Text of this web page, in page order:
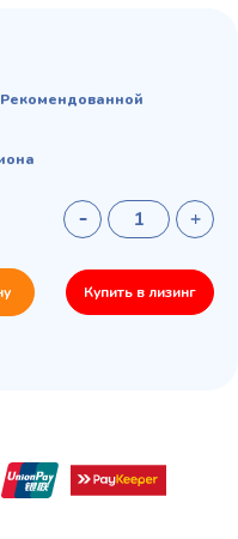
Купить в лизинг